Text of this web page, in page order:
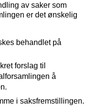
av saker som
er det ønskelig
behandlet på
forslag til
å
i saksfremstillingen.